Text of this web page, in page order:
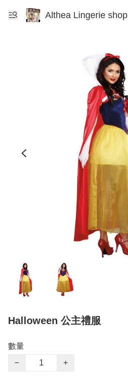
Althea Lingerie shop
Halloween 公主禮服
數量
−
+